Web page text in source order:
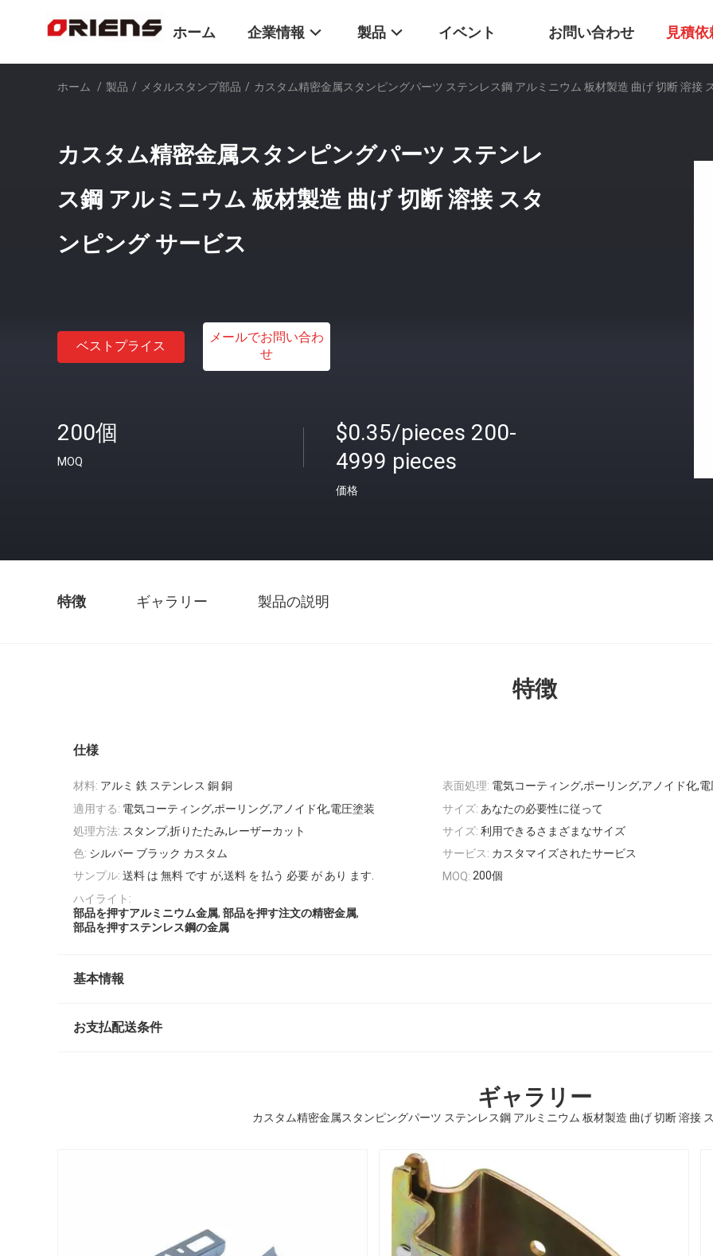
ホーム 企業情報 製品 イベント お問い合わせ 見積依
ホーム / 製品 / メタルスタンプ部品 / カスタム精密金属スタンピングパーツ ステンレス鋼 アルミニウム 板材製造 曲げ 切断 溶接
カスタム精密金属スタンピングパーツ ステンレ
ス鋼 アルミニウム 板材製造 曲げ 切断 溶接 スタ
ンピング サービス
ベストプライス
メールでお問い合わ
せ
200個
MOQ
$0.35/pieces 200-
4999 pieces
価格
特徴 ギャラリー 製品の説明
特徴
仕様
材料: アルミ 鉄 ステンレス 銅 銅 表面処理: 電気コーティング,ポーリング,アノイド化,
適用する: 電気コーティング,ポーリング,アノイド化,電圧塗装 サイズ: あなたの必要性に従って
処理方法: スタンプ,折りたたみ,レーザーカット サイズ: 利用できるさまざまなサイズ
色: シルバー ブラック カスタム サービス: カスタマイズされたサービス
サンプル: 送料 は 無料 です が,送料 を 払う 必要 が あり ます. MOQ: 200個
ハイライト:
部品を押すアルミニウム金属, 部品を押す注文の精密金属,
部品を押すステンレス鋼の金属
基本情報
お支払配送条件
ギャラリー
カスタム精密金属スタンピングパーツ ステンレス鋼 アルミニウム 板材製造 曲げ 切断 溶接